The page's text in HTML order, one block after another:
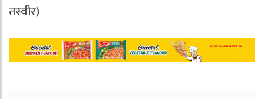
तस्वीर)